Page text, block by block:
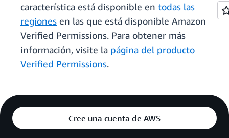
característica está disponible en todas las
regiones en las que está disponible Amazon
Verified Permissions. Para obtener más
información, visite la página del producto
Verified Permissions.
Cree una cuenta de AWS